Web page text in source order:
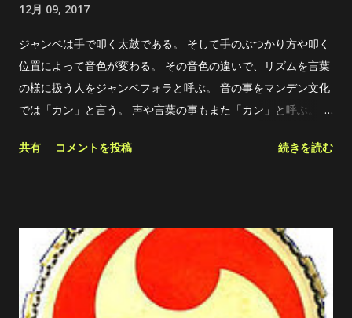
12月 09, 2017
ジャンベは手で叩く太鼓である。 そして手のぶつかり方や叩く
位置によって音色が変わる。 その音色の違いで、リズムを言葉
の様に扱う人をジャンベフォラと呼ぶ。 音の事をマンデン文化
では「カン」と言う。 声や言葉の事もまた「カン」と呼ぶ。 こ
まり、 楽器の音を奏でる事も、唄い話す事も同列にあると言う
っても、勿論違うが、 おっとりさんか、せっかちさんか、と言
ったような性質も関係している。 だから色んな意味で、 自分
と似た性質を持つ先生に付くことは上達の近道 なんだと思う。
自己流で突き詰めたい人も、色んな叩き手の叩き方を見ると、
共有 コメントを投稿 続きを読む